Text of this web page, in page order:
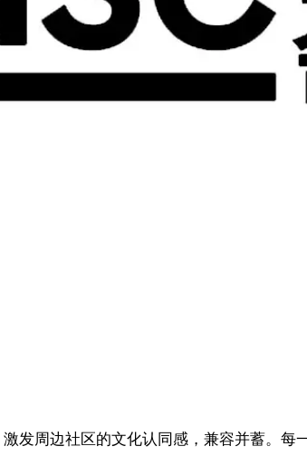
发周边社区的文化认同感，兼容并蓄。每